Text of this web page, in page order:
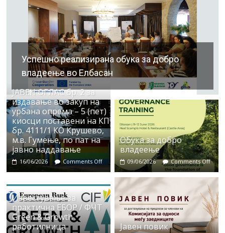
Успешно реализирана обука за добро
владеење во Елбасан
ЈАВЕН ОГЛАС бр. 2 за
издавање во закуп на
урбана опрема – 5 (пет)
киосци поставени на КП
бр. 4111/1 КО Крушево,
м.в. Гумење, по пат на
јавно наддавање
16/06/2026 Comments Off
Обука за добро
владеење
09/06/2026 Comments Off
Известување за
практична ЕБОР / ФЧТ
Green & Growth
работилница
Јавен повик